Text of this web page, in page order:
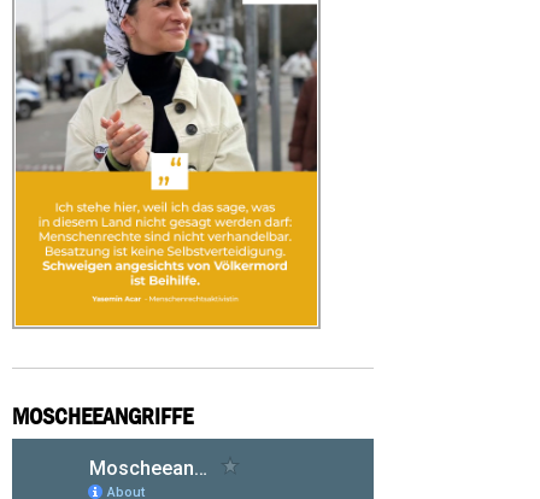
MOSCHEEANGRIFFE